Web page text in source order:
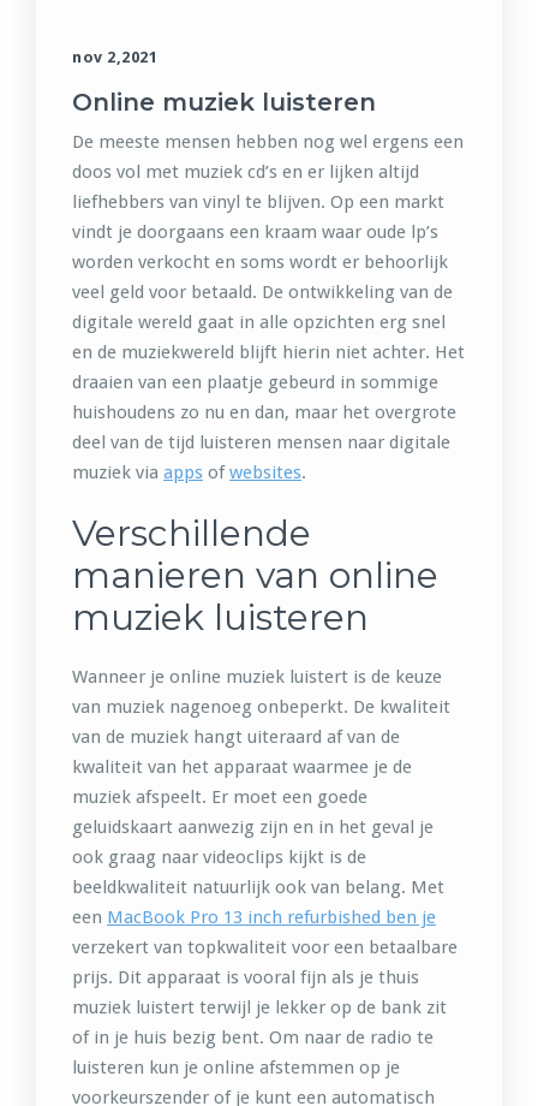
nov 2,2021
Online muziek luisteren
De meeste mensen hebben nog wel ergens een
doos vol met muziek cd’s en er lijken altijd
liefhebbers van vinyl te blijven. Op een markt
vindt je doorgaans een kraam waar oude lp’s
worden verkocht en soms wordt er behoorlijk
veel geld voor betaald. De ontwikkeling van de
digitale wereld gaat in alle opzichten erg snel
en de muziekwereld blijft hierin niet achter. Het
draaien van een plaatje gebeurd in sommige
huishoudens zo nu en dan, maar het overgrote
deel van de tijd luisteren mensen naar digitale
muziek via apps ofwebsites.
Verschillende
manieren van online
muziek luisteren
Wanneer je online muziek luistert is de keuze
van muziek nagenoeg onbeperkt. De kwaliteit
van de muziek hangt uiteraard af van de
kwaliteit van het apparaat waarmee je de
muziek afspeelt. Er moet een goede
geluidskaart aanwezig zijn en in het geval je
ook graag naar videoclips kijkt is de
beeldkwaliteit natuurlijk ook van belang. Met
een MacBook Pro 13 inch refurbished ben je
verzekert van topkwaliteit voor een betaalbare
prijs. Dit apparaat is vooral fijn als je thuis
muziek luistert terwijl je lekker op de bank zit
of in je huis bezig bent. Om naar de radio te
luisteren kun je online afstemmen op je
voorkeurszender of je kunt een automatisch